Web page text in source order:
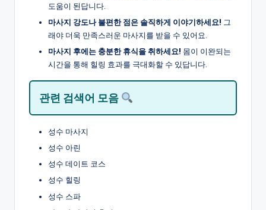
도움이 된답니다.
마사지 강도나 불편한 점은 솔직하게 이야기하세요! 그
래야 더욱 만족스러운 마사지를 받을 수 있어요.
마사지 후에는 충분한 휴식을 취하세요! 몸이 이완되는
시간을 통해 힐링 효과를 극대화할 수 있답니다.
관련 검색어 모음
성수 마사지
성수 아린
성수 데이트 코스
성수 힐링
성수 스파